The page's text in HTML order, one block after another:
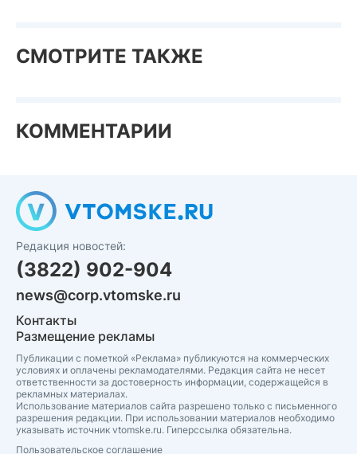
СМОТРИТЕ ТАКЖЕ
КОММЕНТАРИИ
Редакция новостей:
(3822) 902-904
news@corp.vtomske.ru
Контакты
Размещение рекламы
Публикации с пометкой «Реклама» публикуются на коммерческих
условиях и оплачены рекламодателями. Редакция сайта не несет
ответственности за достоверность информации, содержащейся в
рекламных материалах.
Использование материалов сайта разрешено только с письменного
разрешения редакции. При использовании материалов необходимо
указывать источник vtomske.ru. Гиперссылка обязательна.
Пользовательское соглашение